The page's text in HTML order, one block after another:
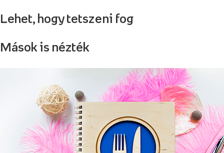
Lehet, hogy tetszeni fog
Mások is nézték